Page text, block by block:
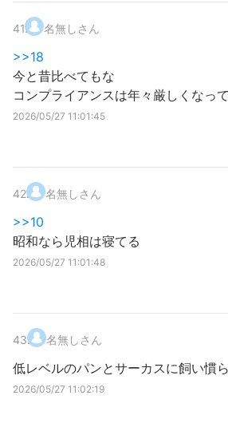
41. 名無しさん
>>18
今と昔比べてもな
コンプライアンスは年々厳しくなっ
2026/05/27 11:01:45
42. 名無しさん
>>10
昭和なら児相は寝てる
2026/05/27 11:01:48
43. 名無しさん
低レベルのパンとサーカスに飼い慣
2026/05/27 11:02:19